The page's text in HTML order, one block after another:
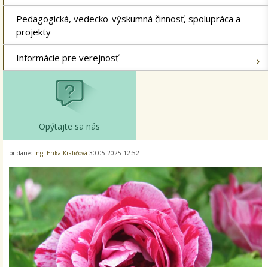
Pedagogická, vedecko-výskumná činnosť, spolupráca a
projekty
Informácie pre verejnosť
Opýtajte sa nás
pridané: Ing. Erika Kraličová 30.05.2025 12:52